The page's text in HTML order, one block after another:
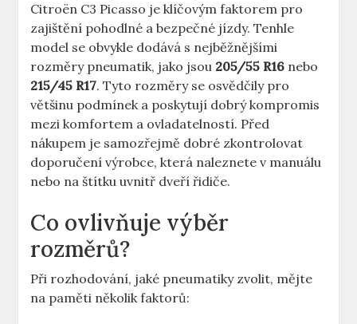
Citroën C3 Picasso je klíčovým faktorem pro
zajištění pohodlné a bezpečné jízdy. Tenhle
model se obvykle dodává s nejběžnějšími
rozměry pneumatik, jako jsou 205/55 R16 nebo
215/45 R17. Tyto rozměry se osvědčily pro
většinu podmínek a poskytují dobrý kompromis
mezi komfortem a ovladatelností. Před
nákupem je samozřejmě dobré zkontrolovat
doporučení výrobce, která naleznete v manuálu
nebo na štítku uvnitř dveří řidiče.
Co ovlivňuje výběr
rozměrů?
Při rozhodování, jaké pneumatiky zvolit, mějte
na paměti několik faktorů: